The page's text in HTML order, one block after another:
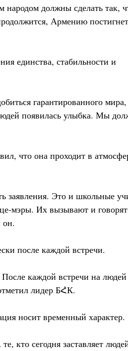
народом должны сделать так,
Армению
единства, стабильности и
гарантированного
появилась улыбка. Мы
что она проходит в
заявления. Это и школьные
мэры. Их вызывают и
он.
после каждой встречи.
каждой встречи на людей
лидер БՀК.
носит временный характер.
сегодня заставляет